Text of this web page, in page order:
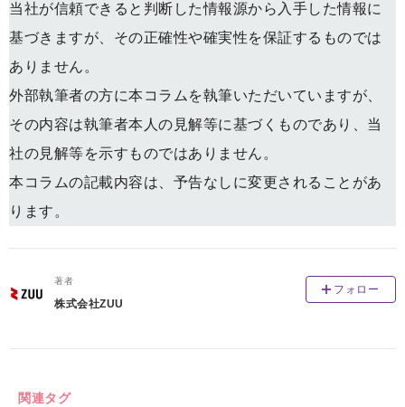
当社が信頼できると判断した情報源から入手した情報に
基づきますが、その正確性や確実性を保証するものでは
ありません。
外部執筆者の方に本コラムを執筆いただいていますが、
その内容は執筆者本人の見解等に基づくものであり、当
社の見解等を示すものではありません。
本コラムの記載内容は、予告なしに変更されることがあ
ります。
著者
株式会社ZUU
フォロー
関連タグ